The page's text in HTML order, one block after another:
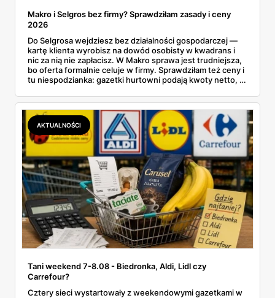
Makro i Selgros bez firmy? Sprawdziłam zasady i ceny
2026
Do Selgrosa wejdziesz bez działalności gospodarczej —
kartę klienta wyrobisz na dowód osobisty w kwadrans i
nic za nią nie zapłacisz. W Makro sprawa jest trudniejsza,
bo oferta formalnie celuje w firmy. Sprawdziłam też ceny i
tu niespodzianka: gazetki hurtowni podają kwoty netto, a
zawsze wygrywa — ta sama kawa ziarnista kosztuje w
Makro ponad dwa razy więcej niż w weekendowej
promocji dyskontu.
AKTUALNOŚCI
Tani weekend 7-8.08 - Biedronka, Aldi, Lidl czy
Carrefour?
Cztery sieci wystartowały z weekendowymi gazetkami w